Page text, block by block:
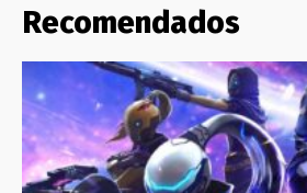
Recomendados